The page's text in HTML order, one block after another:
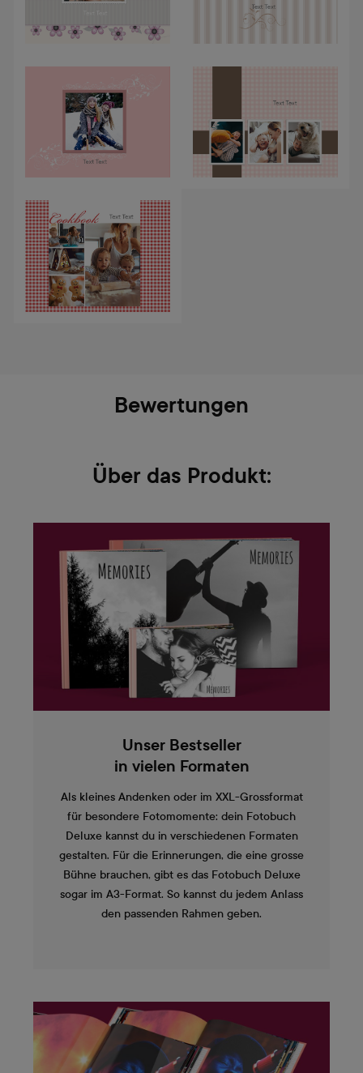
Bewertungen
Über das Produkt:
Unser Bestseller
in vielen Formaten
Als kleines Andenken oder im XXL-Grossformat
für besondere Fotomomente: dein Fotobuch
Deluxe kannst du in verschiedenen Formaten
gestalten. Für die Erinnerungen, die eine grosse
Bühne brauchen, gibt es das Fotobuch Deluxe
sogar im A3-Format. So kannst du jedem Anlass
den passenden Rahmen geben.